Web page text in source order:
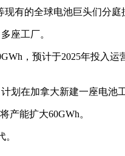
有的全球电池巨头们分庭
座工厂。
，预计于2025年投入
在加拿大新建一座电池
产能扩大60GWh。